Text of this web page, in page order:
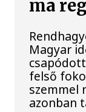
ma
Magyar
felső
szemmel
azonban